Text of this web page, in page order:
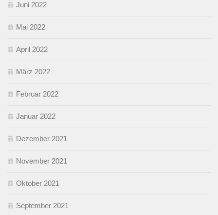
Juni 2022
Mai 2022
April 2022
März 2022
Februar 2022
Januar 2022
Dezember 2021
November 2021
Oktober 2021
September 2021